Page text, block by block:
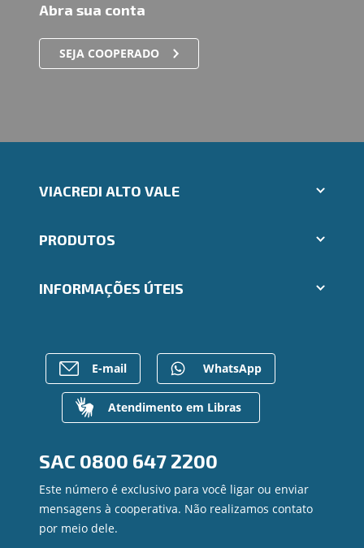
Abra sua conta
SEJA COOPERADO
VIACREDI ALTO VALE
Indique um amigo
Segunda via e atualização de boletos
Trabalhe Conosco
Bens à venda
Mapa do site
Gerenciar Cookies
PRODUTOS
Consórcios
Previdência
Para empresas
INFORMAÇÕES ÚTEIS
Caixa Eletrônico
Regularização de dívidas
Valores a Receber
Contato
Ouvidoria
E-mail WhatsApp
Atendimento em Libras
SAC 0800 647 2200
Este número é exclusivo para você ligar ou enviar
mensagens à cooperativa. Não realizamos contato
por meio dele.